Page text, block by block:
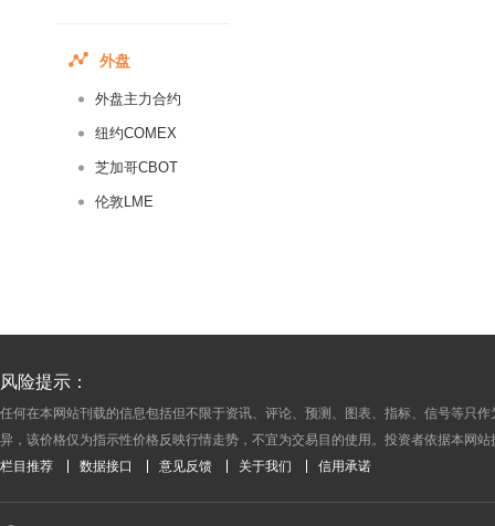
外盘
外盘主力合约
纽约COMEX
芝加哥CBOT
伦敦LME
2016-09-13
2016-09-08
2016-09-07
风险提示：
任何在本网站刊载的信息包括但不限于资讯、评论、预测、图表、指标、信号等只
异，该价格仅为指示性价格反映行情走势，不宜为交易目的使用。投资者依据本网
栏目推荐 数据接口 意见反馈 关于我们 信用承诺